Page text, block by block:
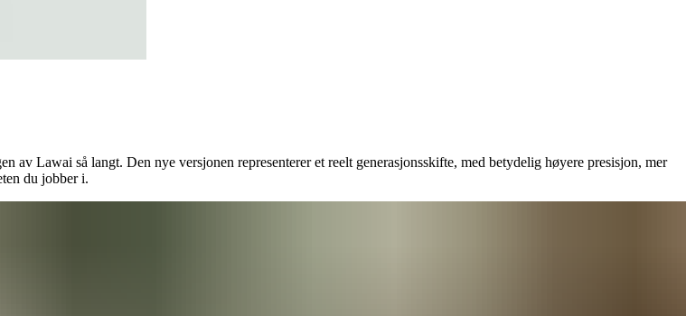
av Lawai så langt. Den nye versjonen representerer et reelt generasjonsskifte, med betydelig høyere presisjon, mer
du jobber i.